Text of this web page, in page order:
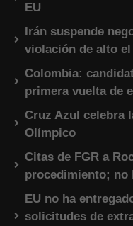
EU
Irán suspende
violación de alto
Colombia:
primera vuelta de
Cruz Azul celebra
Olímpico
Citas de FGR a
procedimiento; no
EU no ha
solicitudes de